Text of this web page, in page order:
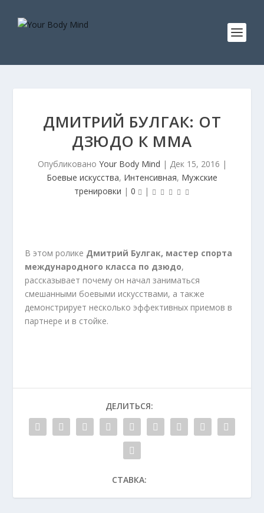
ДМИТРИЙ БУЛГАК: ОТ
ДЗЮДО К ММА
Опубликовано Your Body Mind | Дек 15, 2016 |
Боевые искусства, Интенсивная, Мужские
тренировки | 0 |
В этом ролике Дмитрий Булгак, мастер спорта
международного класса по дзюдо,
рассказывает почему он начал заниматься
смешанными боевыми искусствами, а также
демонстрирует несколько эффективных приемов в
партнере и в стойке.
ДЕЛИТЬСЯ:
СТАВКА: